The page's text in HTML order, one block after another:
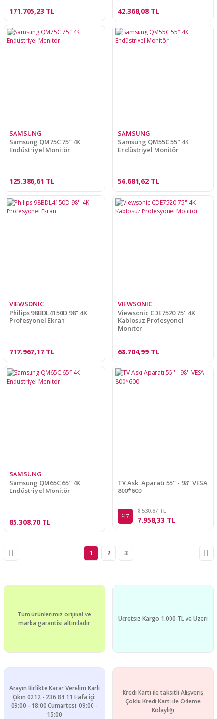
171.705,23 TL 42.368,08 TL
SAMSUNG
Samsung QM75C 75″ 4K
Endüstriyel Monitör
125.386,61 TL
SAMSUNG
Samsung QM55C 55″ 4K
Endüstriyel Monitör
56.681,62 TL
VIEWSONIC
Philips 98BDL4150D 98'' 4K
Profesyonel Ekran
717.967,17 TL
VIEWSONIC
Viewsonic CDE7520 75'' 4K
Kablosuz Profesyonel
Monitör
68.704,99 TL
SAMSUNG
Samsung QM65C 65″ 4K
Endüstriyel Monitör
85.308,70 TL
TV Askı Aparatı 55'' - 98'' VESA
800*600
%7
8.530,87 TL
7.958,33 TL
1 2 3
Tüm ürünlerimiz orijinal ve
marka garantisi altındadır
Ücretsiz Kargo 1.000 TL ve Üzeri
Arayın Birlikte Karar Verelim Karlı
Çıkın 0212 - 236 84 11 Hafa içi:
09:00 - 18:00 Cumartesi: 09:00 -
15:00
Kredi Kartı ile taksitli Alışveriş
Çoklu Kredi Kartı ile Ödeme
Kolaylığı